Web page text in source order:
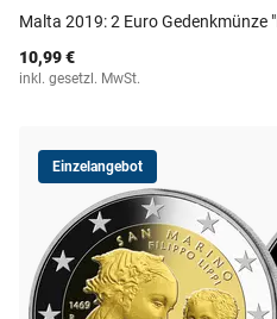
Malta 2019: 2 Euro Gedenkmünze
10,99 €
inkl. gesetzl. MwSt.
Einzelangebot